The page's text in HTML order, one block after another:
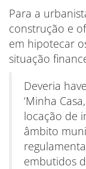
Para a
construção e
em hipotecar
situação
Deveria
‘Minha
locação de
âmbito
embutidos